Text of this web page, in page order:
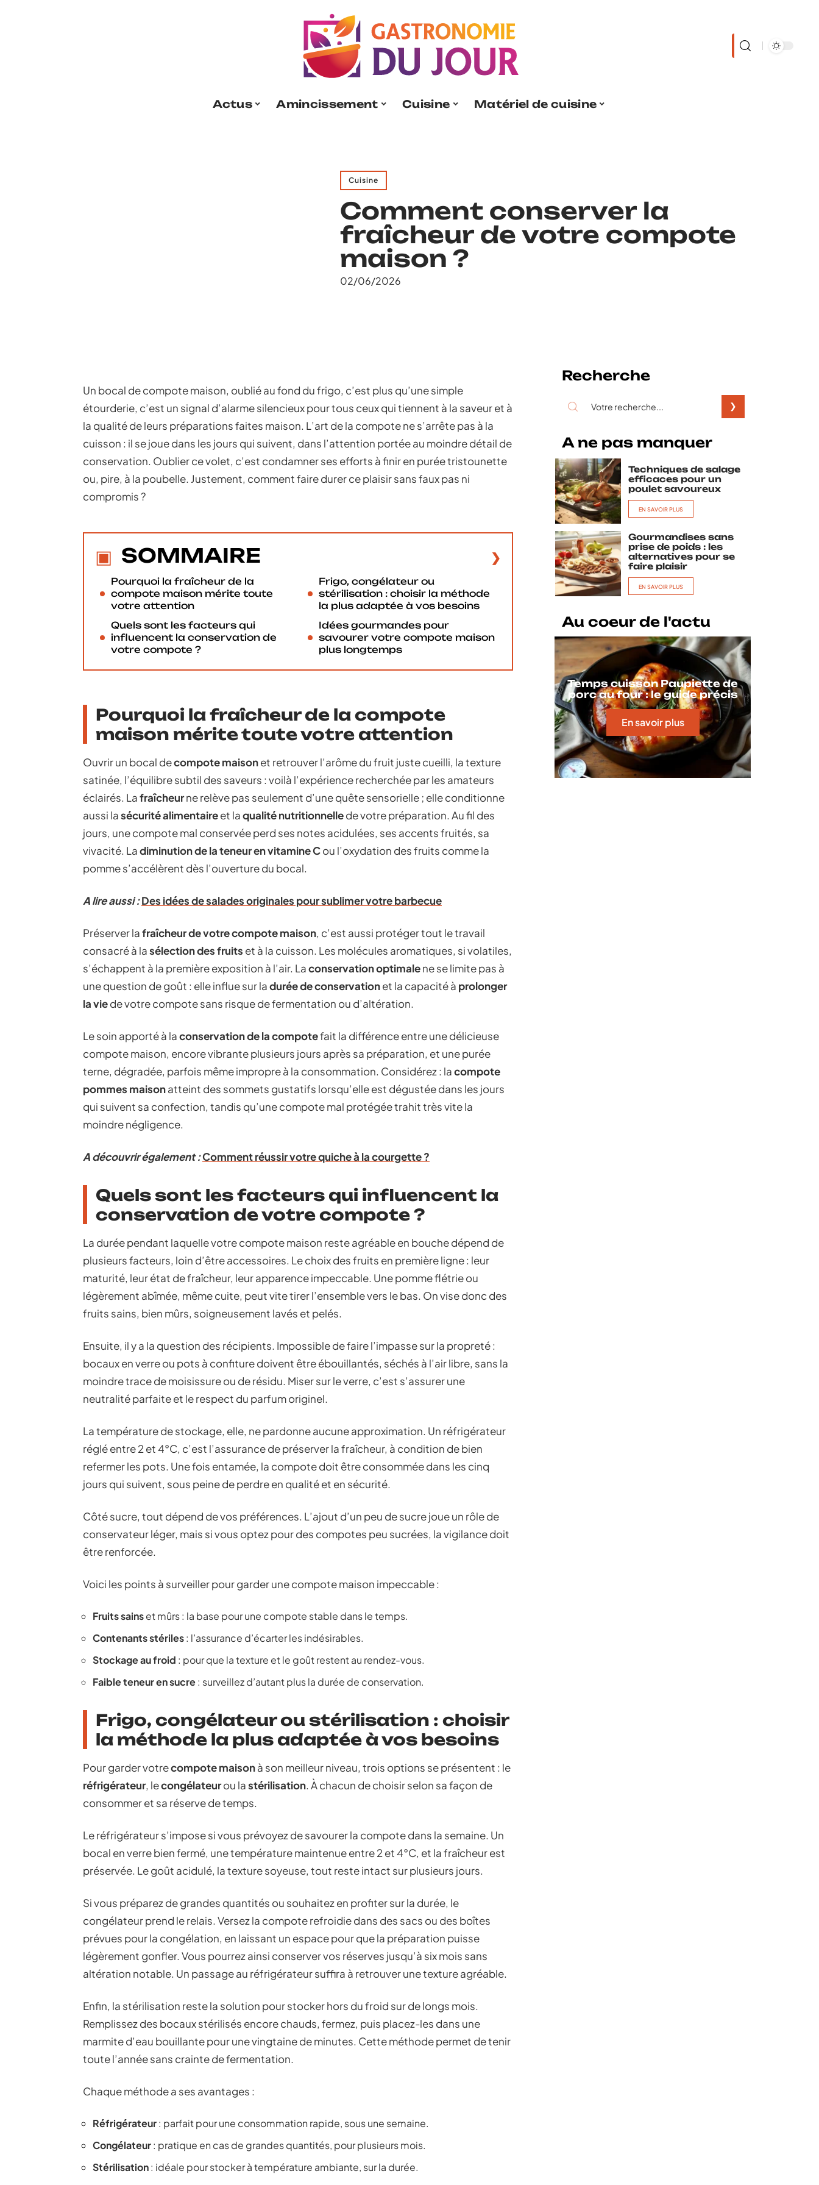
Actus Amincissement Cuisine Matériel de cuisine
Cuisine
Comment conserver la
fraîcheur de votre compote
maison ?
02/06/2026
Un bocal de compote maison, oublié au fond du frigo, c’est plus qu’une simple
étourderie, c’est un signal d’alarme silencieux pour tous ceux qui tiennent à la saveur et à
la qualité de leurs préparations faites maison. L’art de la compote ne s’arrête pas à la
cuisson : il se joue dans les jours qui suivent, dans l’attention portée au moindre détail de
conservation. Oublier ce volet, c’est condamner ses efforts à finir en purée tristounette
ou, pire, à la poubelle. Justement, comment faire durer ce plaisir sans faux pas ni
compromis ?
SOMMAIRE
Pourquoi la fraîcheur de la
compote maison mérite toute
votre attention
Quels sont les facteurs qui
influencent la conservation de
votre compote ?
Frigo, congélateur ou
stérilisation : choisir la méthode
la plus adaptée à vos besoins
Idées gourmandes pour
savourer votre compote maison
plus longtemps
Pourquoi la fraîcheur de la compote
maison mérite toute votre attention
Ouvrir un bocal decompote maisonet retrouver l’arôme du fruit juste cueilli, la texture
satinée, l’équilibre subtil des saveurs : voilà l’expérience recherchée par les amateurs
éclairés. Lafraîcheurne relève pas seulement d’une quête sensorielle ; elle conditionne
aussi lasécurité alimentaireet laqualité nutritionnellede votre préparation. Au fil des
jours, une compote mal conservée perd ses notes acidulées, ses accents fruités, sa
vivacité. Ladiminution de la teneur en vitamine Cou l’oxydation des fruits comme la
pomme s’accélèrent dès l’ouverture du bocal.
A lire aussi :Des idées de salades originales pour sublimer votre barbecue
Préserver lafraîcheur de votre compote maison, c’est aussi protéger tout le travail
consacré à lasélection des fruits et à la cuisson. Les molécules aromatiques, si volatiles,
s’échappent à la première exposition à l’air. Laconservation optimalene se limite pas à
une question de goût : elle influe sur ladurée de conservationet la capacité à prolonger
la viede votre compote sans risque de fermentation ou d’altération.
Le soin apporté à laconservation de la compotefait la différence entre une délicieuse
compote maison, encore vibrante plusieurs jours après sa préparation, et une purée
terne, dégradée, parfois même impropre à la consommation. Considérez : lacompote
pommes maisonatteint des sommets gustatifs lorsqu’elle est dégustée dans les jours
qui suivent sa confection, tandis qu’une compote mal protégée trahit très vite la
moindre négligence.
A découvrir également :Comment réussir votre quiche à la courgette ?
Quels sont les facteurs qui influencent la
conservation de votre compote ?
La durée pendant laquelle votre compote maison reste agréable en bouche dépend de
plusieurs facteurs, loin d’être accessoires. Le choix des fruits en première ligne : leur
maturité, leur état de fraîcheur, leur apparence impeccable. Une pomme flétrie ou
légèrement abîmée, même cuite, peut vite tirer l’ensemble vers le bas. On vise donc des
fruits sains, bien mûrs, soigneusement lavés et pelés.
Ensuite, il y a la question des récipients. Impossible de faire l’impasse sur la propreté :
bocaux en verre ou pots à confiture doivent être ébouillantés, séchés à l’air libre, sans la
moindre trace de moisissure ou de résidu. Miser sur le verre, c’est s’assurer une
neutralité parfaite et le respect du parfum originel.
La température de stockage, elle, ne pardonne aucune approximation. Un réfrigérateur
réglé entre 2 et 4°C, c’est l’assurance de préserver la fraîcheur, à condition de bien
refermer les pots. Une fois entamée, la compote doit être consommée dans les cinq
jours qui suivent, sous peine de perdre en qualité et en sécurité.
Côté sucre, tout dépend de vos préférences. L’ajout d’un peu de sucre joue un rôle de
conservateur léger, mais si vous optez pour des compotes peu sucrées, la vigilance doit
être renforcée.
Voici les points à surveiller pour garder une compote maison impeccable :
Fruits sainset mûrs : la base pour une compote stable dans le temps.
Contenants stériles: l’assurance d’écarter les indésirables.
Stockage au froid : pour que la texture et le goût restent au rendez-vous.
Faible teneur en sucre: surveillez d’autant plus la durée de conservation.
Frigo, congélateur ou stérilisation : choisir
la méthode la plus adaptée à vos besoins
Pour garder votrecompote maisonà son meilleur niveau, trois options se présentent : le
réfrigérateur, lecongélateurou lastérilisation. À chacun de choisir selon sa façon de
consommer et sa réserve de temps.
Le réfrigérateur s’impose si vous prévoyez de savourer la compote dans la semaine. Un
bocal en verre bien fermé, une température maintenue entre 2 et 4°C, et la fraîcheur est
préservée. Le goût acidulé, la texture soyeuse, tout reste intact sur plusieurs jours.
Si vous préparez de grandes quantités ou souhaitez en profiter sur la durée, le
congélateur prend le relais. Versez la compote refroidie dans des sacs ou des boîtes
prévues pour la congélation, en laissant un espace pour que la préparation puisse
légèrement gonfler. Vous pourrez ainsi conserver vos réserves jusqu’à six mois sans
altération notable. Un passage au réfrigérateur suffira à retrouver une texture agréable.
Enfin, la stérilisation reste la solution pour stocker hors du froid sur de longs mois.
Remplissez des bocaux stérilisés encore chauds, fermez, puis placez-les dans une
marmite d’eau bouillante pour une vingtaine de minutes. Cette méthode permet de tenir
toute l’année sans crainte de fermentation.
Chaque méthode a ses avantages :
Réfrigérateur: parfait pour une consommation rapide, sous une semaine.
Congélateur: pratique en cas de grandes quantités, pour plusieurs mois.
Stérilisation: idéale pour stocker à température ambiante, sur la durée.
Recherche
A ne pas manquer
Techniques de salage
efficaces pour un
poulet savoureux
EN SAVOIR PLUS
Gourmandises sans
prise de poids : les
alternatives pour se
faire plaisir
EN SAVOIR PLUS
Au coeur de l'actu
Temps cuisson Paupiette de
porc au four : le guide précis
En savoir plus